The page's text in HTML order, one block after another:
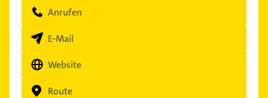
Anrufen
E-Mail
Website
Route